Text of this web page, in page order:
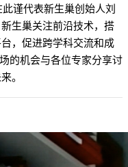
谨代表新生巢创始人刘
生巢关注前沿技术，搭
，促进跨学科交流和成
的机会与各位专家分享讨
。